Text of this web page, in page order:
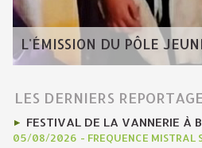
L'ÉMISSION DU PÔLE
LES DERNIERS
FESTIVAL DE LA VANNERIE À
05/08/2026 - FREQUENCE MISTRAL